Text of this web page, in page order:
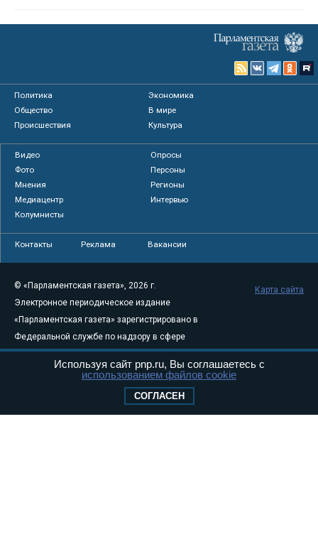
Политика
Экономика
Общество
В мире
Происшествия
Культура
Видео
Опросы
Фото
Персоны
Мнения
Регионы
Медиацентр
Интервью
Колумнисты
Контакты Реклама Вакансии
© «Парламентская газета», 2026 г.
Электронное периодическое издание
«Парламентская газета» зарегистрировано в
Федеральной службе по надзору в сфере
связи, информационных технологий и
массовых коммуникаций (Роскомнадзор) 05
Свидетельство о регистрации Эл № ФС77-
Карта сайта
Используя сайт pnp.ru, Вы соглашаетесь с
использованием файлов cookie
СОГЛАСЕН